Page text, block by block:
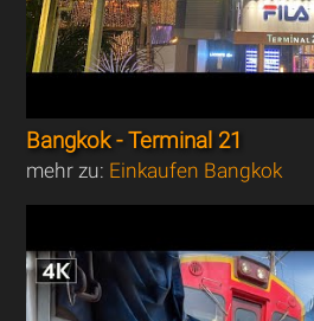
Bangkok - Terminal 21
mehr zu: Einkaufen Bangkok